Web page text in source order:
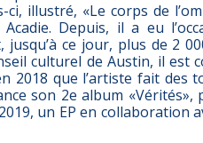
ci, illustré, «Le corps de
Depuis, il a eu
ce jour, plus de 2
culturel de Austin, il est
2018 que l’artiste fait des
son 2e album «Vérités»,
un EP en collaboration